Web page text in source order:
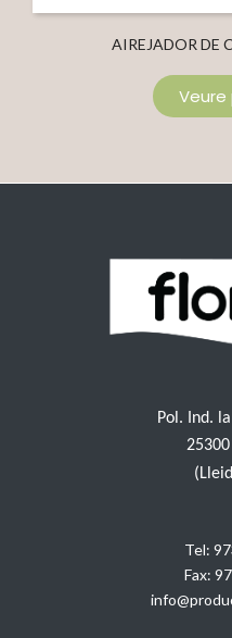
AIREJADOR DE
Pol. Ind.
25300
Tel:
Fax: